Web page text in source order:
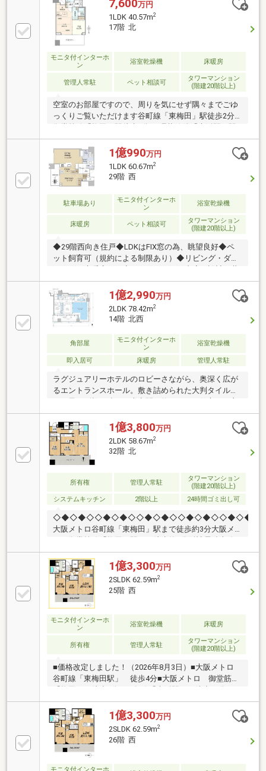
間取り・WIC等、全居室収納付・フィットネスルーム
等、共用施設多数(一部要利用料)・24時間有人管理・
ペット飼育可(規約制限有)▼設備・床暖房(LD)・浴室
乾燥機※ 室内写真の家具・調度類は価格に含まれませ
ん。■ ご希望の住まい探しをお手伝いします━・・・
物件の詳細・ご相談はお気軽にお問い合わせくださ
い。
7,600万円
1LDK 40.57m2
17階 北
モニタ付インターホ
ン
浴室乾燥機 床暖房
管理人常駐 ペット相談可
タワーマンション
(階建20階以上)
空室のお部屋ですので、周りを気にせず隅々までごゆ
っくりご覧いただけます谷町線「東梅田」駅徒歩2分
徒歩5分■1LDK / 17階 ■リビング横の洋室はスライドド
アで仕切られており、 用途に合わせて、大きな1ル
ームのお部屋としても ご活用可能。 実需はもちろ
ん、セカンドハウス、投資用としても ご検討いただ
けます。■各居室は正方形に近い間取りで柱もな
く、 家具配置がしやいお部屋■24時セキュリティ
ー・フロントサービス
1億990万円
1LDK 60.67m2
29階 西
駐車場あり
モニタ付インターホ
ン
浴室乾燥機
床暖房 ペット相談可
タワーマンション
(階建20階以上)
◆29階西向き住戸◆LDKはFIX窓の為、眺望良好◆ペ
ット飼育可（規約による制限あり）◆リビング・ダイ
ニングに床暖房あり◆ホテルライクな内廊下設計～共
用部分施設～（一部有料）１階：プレイロット
コーチエントランス２階：エントランスホール
コンシェルジュサービス３階：フィットネスルーム９
階：パーティルーム テレワークラウンジ３２
階：スカイラウンジ
1億2,990万円
2LDK 78.42m2
14階 北西
角部屋
モニタ付インターホ
ン
浴室乾燥機
即入居可 床暖房 管理人常駐
ラグジュアリーホテルのロビーさながら、奥深く広が
るエントランスホール。敷き詰められた大判タイル
に、黒い列柱が連なる大空間は約340m2。仕立ての良
い家具を配したシンプルな空間が、外界の喧騒から、
静かなる自分の時間へと誘います。
1億3,800万円
2LDK 58.67m2
32階 北
所有権 管理人常駐
タワーマンション
(階建20階以上)
システムキッチン
2階以上 24時間ゴミ出し可
大阪メトロ谷町線「東梅田」駅まで徒歩約3分大阪メ
「大阪梅田」駅まで徒歩約6分●扇町小学校まで徒歩約
10分●天満中学校まで徒歩約8分■周辺施設セブンイレ
ブン 大阪曽根崎2丁目店まで約50ｍ成城石井 Whityう
めだ店まで約210ｍHEP NAVIOまで約410ｍ大阪市役所
まで約950ｍ大阪太融寺前郵便局まで約310ｍ扇町公園
まで約850ｍ◎見学カレンダーから予約できます◎赤
い見学ボタンをクリック♪お電話でのお問い合わせも
お待ちして おります！
1億3,300万円
2SLDK 62.59m2
25階 西
モニタ付インターホ
ン
浴室乾燥機 床暖房
所有権 管理人常駐
タワーマンション
(階建20階以上)
■価格改定しました！（2026年8月3日）■大阪メトロ
谷町線「東梅田駅」 徒歩4分■大阪メトロ 御堂筋線
セス！☆商業施設・ホテル・住居が一体となった複合
レジデンス！資産性の高い物件です☆☆オーナーチェ
ンジ・同棟内に別販売物件あり☆
1億3,300万円
2SLDK 62.59m2
26階 西